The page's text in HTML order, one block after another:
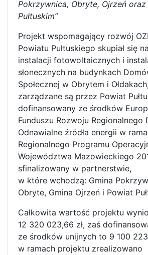
Pokrzywnica, Obryte, Ojrzeń
Pułtuskim”
Projekt wspomagający rozwój
Powiatu Pułtuskiego skupiał się
instalacji fotowoltaicznych i
słonecznych na budynkach
Społecznej w Obrytem i
zarządzane są przez Powiat
dofinansowany ze środków
Funduszu Rozwoju Regionalnego
Odnawialne źródła energii w
Regionalnego Programu
Województwa Mazowieckiego
sfinalizowany w partnerstwie,
w które wchodzą: Gmina
Obryte, Gmina Ojrzeń i Powiat
Całkowita wartość projektu
12 320 023,66 zł, zaś
ze środków unijnych to 9 100
w ramach projektu zrealizowano